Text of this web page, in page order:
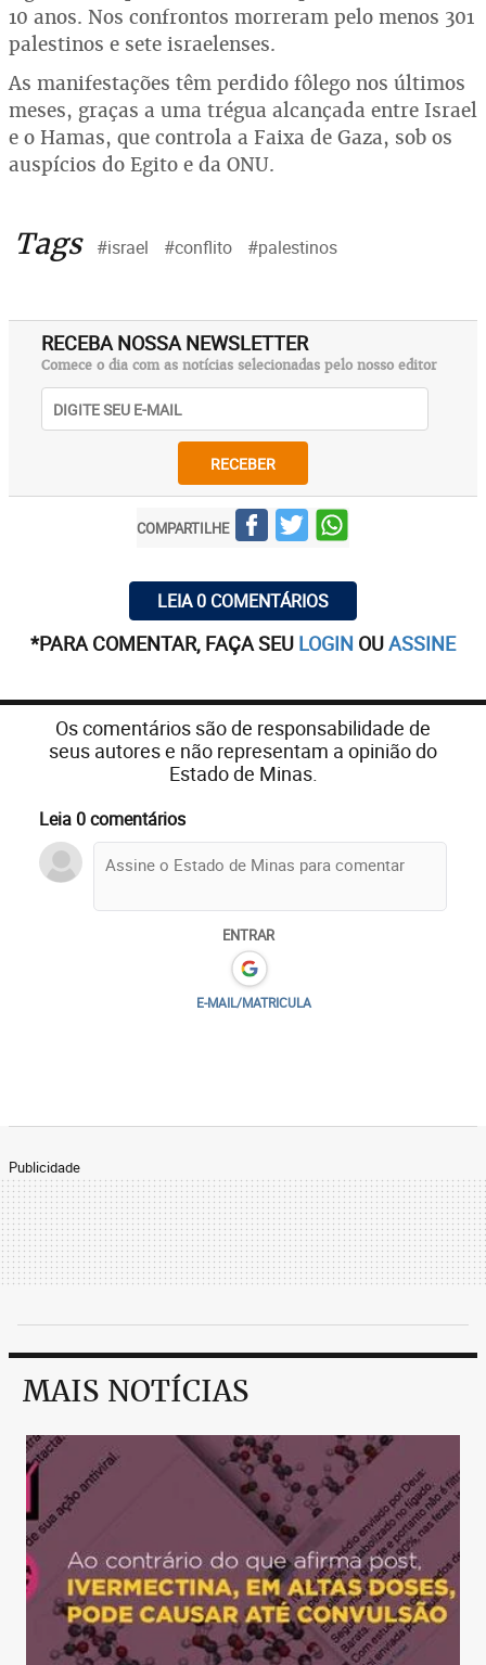
10 anos. Nos confrontos morreram pelo menos 301
palestinos e sete israelenses.
As manifestações têm perdido fôlego nos últimos
meses, graças a uma trégua alcançada entre Israel
e o Hamas, que controla a Faixa de Gaza, sob os
auspícios do Egito e da ONU.
Tags #israel #conflito #palestinos
RECEBA NOSSA NEWSLETTER
Comece o dia com as notícias selecionadas pelo nosso editor
RECEBER
COMPARTILHE
LEIA 0 COMENTÁRIOS
*PARA COMENTAR, FAÇA SEU LOGIN OUASSINE
Os comentários são de responsabilidade de
seus autores e não representam a opinião do
Estado de Minas.
Leia 0 comentários
ENTRAR
E-MAIL/MATRICULA
Publicidade
MAIS NOTÍCIAS